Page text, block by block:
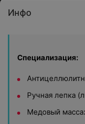
Инфо
Специализация:
Ручная лепка
Медовый